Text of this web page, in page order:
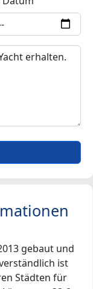
gebaut und
ist
Städten für